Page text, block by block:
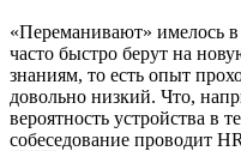
«Переманивают» имелось
часто быстро берут на
знаниям, то есть опыт
довольно низкий. Что,
вероятность устройства в
собеседование проводит